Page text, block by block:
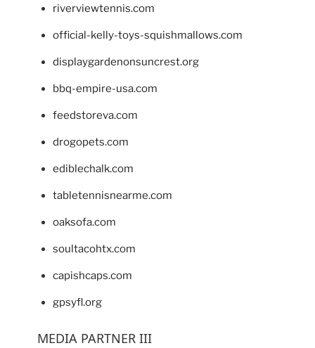
riverviewtennis.com
official-kelly-toys-squishmallows.com
displaygardenonsuncrest.org
bbq-empire-usa.com
feedstoreva.com
drogopets.com
ediblechalk.com
tabletennisnearme.com
oaksofa.com
soultacohtx.com
capishcaps.com
gpsyfl.org
MEDIA PARTNER III